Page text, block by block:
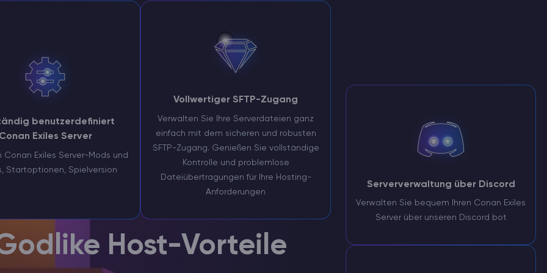
benutzerdefiniert
Exiles Server
Conan Exiles Server-Mods und
Startoptionen, Spielversion
Vollwertiger SFTP-Zugang
Verwalten Sie Ihre Serverdateien ganz
einfach mit dem sicheren und robusten
SFTP-Zugang. Genießen Sie vollständige
Kontrolle und problemlose
Dateiübertragungen für Ihre Hosting-
Anforderungen
Host-Vorteile
Serververwaltung über Discord
Verwalten Sie bequem Ihren Conan Exiles
Server über unseren Discord bot